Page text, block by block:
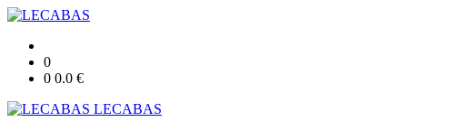
0
0 0.0 €
LECABAS